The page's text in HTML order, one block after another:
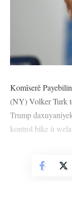
Komîserê
(NY) Volker Turk
Trump
kontrol bike û
sereke ya hiqûqa